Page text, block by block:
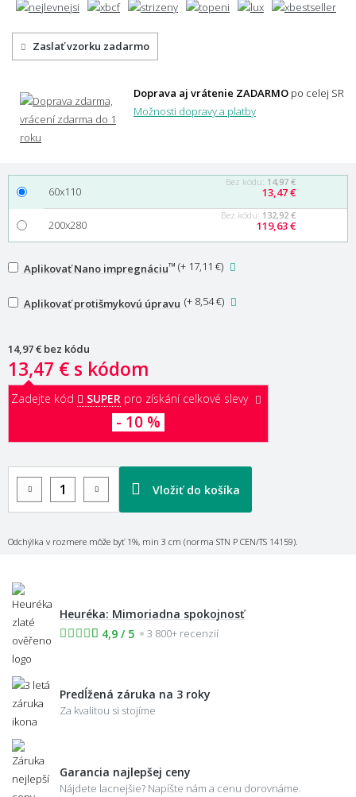
Zaslať vzorku zadarmo
Doprava aj vrátenie ZADARMO po celej SR
Možnosti dopravy a platby
60x110
Bez kódu: 14,97 €
13,47 €
200x280
Bez kódu: 132,92 €
119,63 €
Aplikovať Nano impregnáciu™ (+ 17,11 €)
Aplikovať protišmykovú úpravu (+ 8,54 €)
14,97 € bez kódu
13,47 € s kódom
Vložiť do košíka
Zadejte kód SUPER pro získání celkové slevy
- 10 %
Odchýlka v rozmere môže byť 1%, min 3 cm (norma STN P CEN/TS 14159).
Heuréka: Mimoriadna spokojnosť
4,9 / 5
3 800+ recenzií
Predĺžená záruka na 3 roky
Za kvalitou si stojíme
Garancia najlepšej ceny
Nájdete lacnejšie? Napíšte nám a cenu dorovnáme.